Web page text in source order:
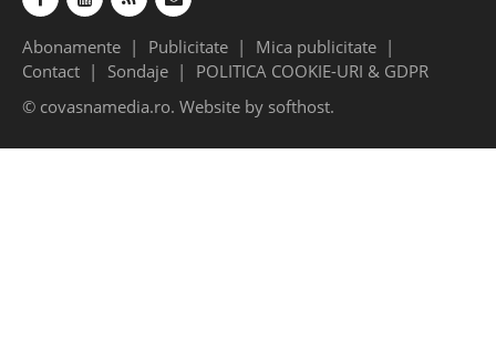
Abonamente Publicitate
Mica publicitate
Contact
Sondaje
POLITICA COOKIE-URI & GDPR
© covasnamedia.ro. Website by softhost.